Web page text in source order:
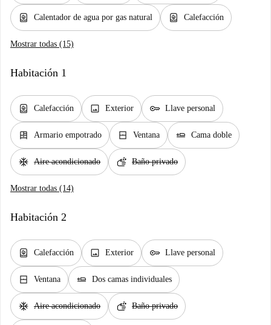
water_heater Calentador de agua por gas natural water_heater Calefacción
Mostrar todas (15)
Habitación 1
water_heater Calefacción image Exterior key Llave personal
dresser Armario empotrado window_closed Ventana airline_seat_flat Cama doble
ac_unit Aire acondicionado soap Baño privado
Mostrar todas (14)
Habitación 2
water_heater Calefacción image Exterior key Llave personal
window_closed Ventana airline_seat_flat Dos camas individuales
ac_unit Aire acondicionado soap Baño privado